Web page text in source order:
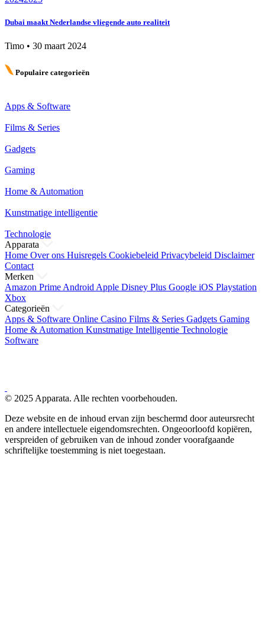
Dubai maakt Nederlandse vliegende auto realiteit
Timo • 30 maart 2024
Populaire categorieën
Apps & Software
Films & Series
Gadgets
Gaming
Home & Automation
Kunstmatige intelligentie
Technologie
Apparata
Home Over ons Huisregels Cookiebeleid Privacybeleid Disclaimer
Contact
Merken
Amazon Prime Android Apple Disney Plus Google iOS Playstation
Xbox
Categorieën
Apps & Software Online Casino Films & Series Gadgets Gaming
Home & Automation Kunstmatige Intelligentie Technologie
Software
© 2025 Apparata. Alle rechten voorbehouden.
Deze website en de inhoud ervan zijn beschermd door auteursrecht
en andere intellectuele eigendomsrechten. Ongeoorloofd kopiëren,
verspreiden of gebruiken van de inhoud zonder voorafgaande
schriftelijke toestemming is niet toegestaan.